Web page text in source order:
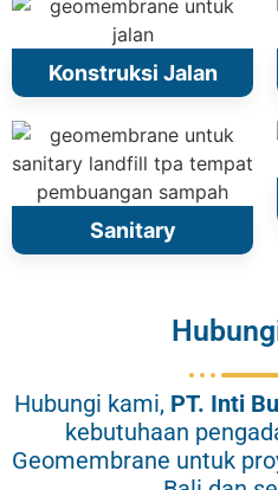
Konstruksi Jalan
Sanitary
Hubungi kami, PT. Inti
kebutuhaan
Geomembrane untuk